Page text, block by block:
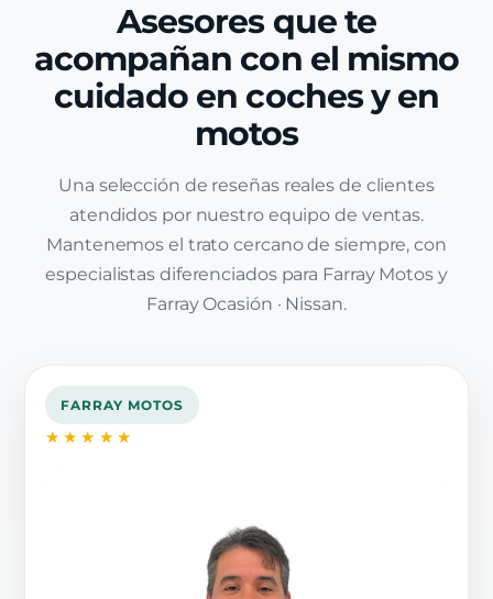
Asesores que te
acompañan con el mismo
cuidado en coches y en
motos
Una selección de reseñas reales de clientes
atendidos por nuestro equipo de ventas.
Mantenemos el trato cercano de siempre, con
especialistas diferenciados para Farray Motos y
Farray Ocasión · Nissan.
FARRAY MOTOS
★★★★★